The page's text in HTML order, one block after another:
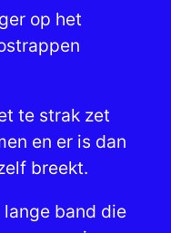
op het
te strak zet
en er is dan
breekt.
band die